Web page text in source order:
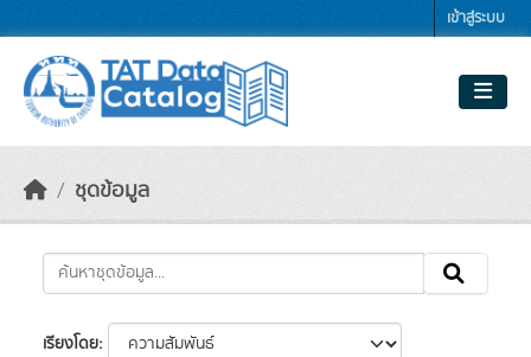
เข้าสู่ระบบ
ชุดข้อมูล
เรียงโดย